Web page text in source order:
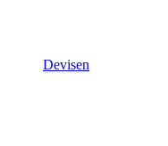
Devisen